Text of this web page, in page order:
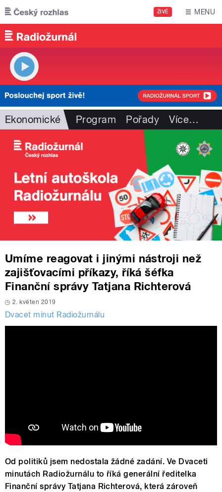
Přejít k hlavnímu obsahu
ŽIVĚ MENU
Ekonomické Program Pořady Více…
Umíme reagovat i jinými nástroji než
zajišťovacími příkazy, říká šéfka
Finanční správy Tatjana Richterová
2. květen 2019
Dvacet minut Radiožurnálu
Od politiků jsem nedostala žádné zadání. Ve Dvaceti
minutách Radiožurnálu to říká generální ředitelka
Finanční správy Tatjana Richterová, která zároveň